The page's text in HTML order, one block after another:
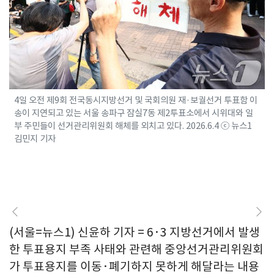
4일 오전 제9회 전국동시지방선거 및 국회의원 재·보궐선거 투표함 이
송이 지연되고 있는 서울 송파구 잠실7동 제2투표소에서 시위대와 일
부 주민들이 선거관리위원회 해체를 외치고 있다. 2026.6.4 ⓒ 뉴스1
김민지 기자
(서울=뉴스1) 신윤하 기자 = 6·3 지방선거에서 발생
한 투표용지 부족 사태와 관련해 중앙선거관리위원회
가 투표용지를 이동·폐기하지 못하게 해달라는 내용